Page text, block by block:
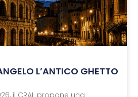
L’ANTICO GHETTO
il CRAL propone una